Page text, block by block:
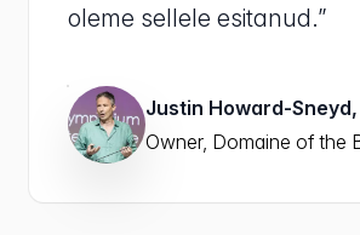
oleme sellele esitanud.”
Justin Howard-Sneyd,
Owner, Domaine of the